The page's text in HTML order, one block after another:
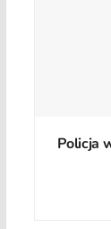
Policja